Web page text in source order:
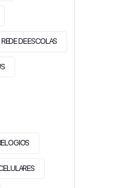
REDE DE ESCOLAS